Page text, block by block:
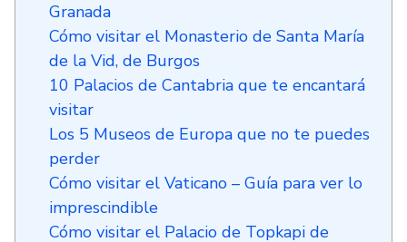
Granada
Cómo visitar el Monasterio de Santa María
de la Vid, de Burgos
10 Palacios de Cantabria que te encantará
visitar
Los 5 Museos de Europa que no te puedes
perder
Cómo visitar el Vaticano – Guía para ver lo
imprescindible
Cómo visitar el Palacio de Topkapi de